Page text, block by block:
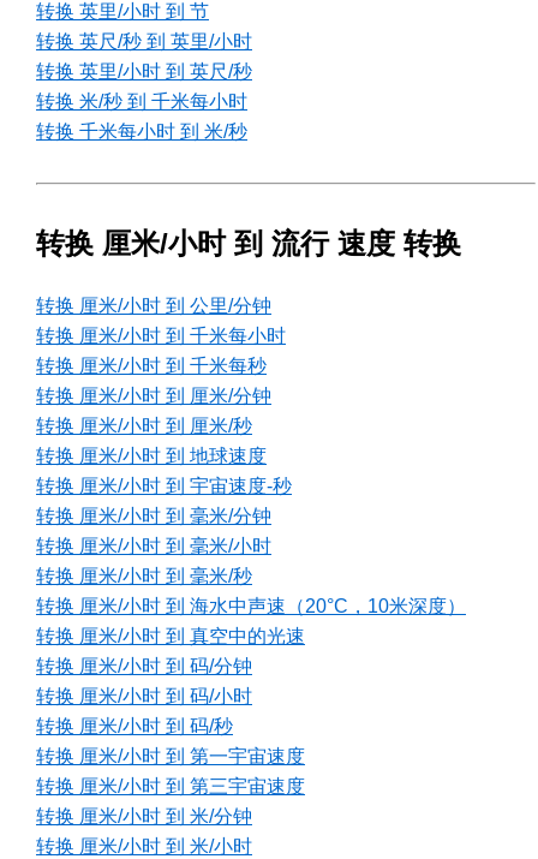
转换 英里/小时 到 节
转换 英尺/秒 到 英里/小时
转换 英里/小时 到 英尺/秒
转换 米/秒 到 千米每小时
转换 千米每小时 到 米/秒
转换 厘米/小时 到 流行 速度 转换
转换 厘米/小时 到 公里/分钟
转换 厘米/小时 到 千米每小时
转换 厘米/小时 到 千米每秒
转换 厘米/小时 到 厘米/分钟
转换 厘米/小时 到 厘米/秒
转换 厘米/小时 到 地球速度
转换 厘米/小时 到 宇宙速度-秒
转换 厘米/小时 到 毫米/分钟
转换 厘米/小时 到 毫米/小时
转换 厘米/小时 到 毫米/秒
转换 厘米/小时 到 海水中声速（20°C，10米深度）
转换 厘米/小时 到 真空中的光速
转换 厘米/小时 到 码/分钟
转换 厘米/小时 到 码/小时
转换 厘米/小时 到 码/秒
转换 厘米/小时 到 第一宇宙速度
转换 厘米/小时 到 第三宇宙速度
转换 厘米/小时 到 米/分钟
转换 厘米/小时 到 米/小时